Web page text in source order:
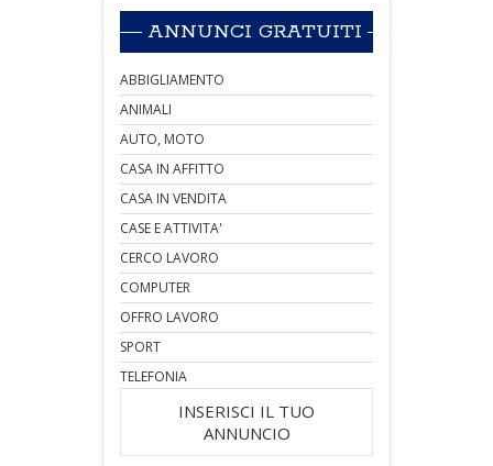
ANNUNCI GRATUITI
ABBIGLIAMENTO
ANIMALI
AUTO, MOTO
CASA IN AFFITTO
CASA IN VENDITA
CASE E ATTIVITA'
CERCO LAVORO
COMPUTER
OFFRO LAVORO
SPORT
TELEFONIA
INSERISCI IL TUO
ANNUNCIO